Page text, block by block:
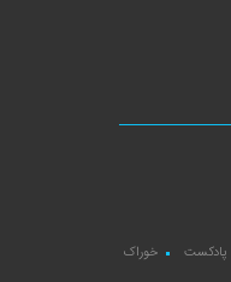
پادکست خوراک